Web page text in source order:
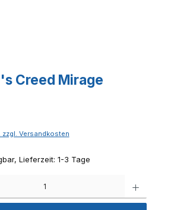
Creed Mirage
zzgl. Versandkosten
Lieferzeit: 1-3 Tage